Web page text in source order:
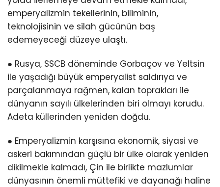
emperyalizmin tekellerinin, biliminin,
teknolojisinin ve silah gücünün baş
edemeyeceği düzeye ulaştı.
● Rusya, SSCB döneminde Gorbaçov ve Yeltsin
ile yaşadığı büyük emperyalist saldırıya ve
parçalanmaya rağmen, kalan toprakları ile
dünyanın sayılı ülkelerinden biri olmayı korudu.
Adeta küllerinden yeniden doğdu.
● Emperyalizmin karşısına ekonomik, siyasi ve
askeri bakımından güçlü bir ülke olarak yeniden
dikilmekle kalmadı, Çin ile birlikte mazlumlar
dünyasının önemli müttefiki ve dayanağı haline